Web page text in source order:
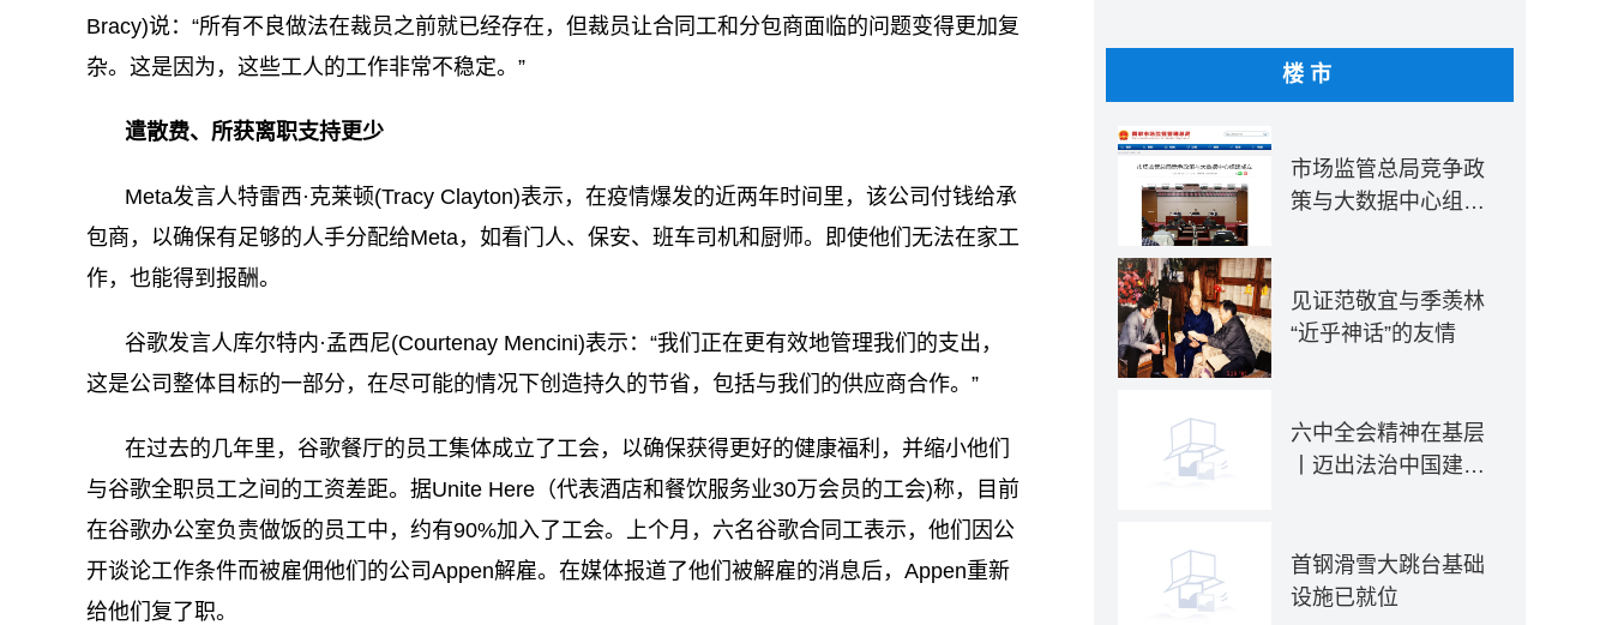
Bracy)说：“所有不良做法在裁员之前就已经存在，但裁员让合同工和分包商面临的问题变得更加复
杂。这是因为，这些工人的工作非常不稳定。”
遣散费、所获离职支持更少
Meta发言人特雷西·克莱顿(Tracy Clayton)表示，在疫情爆发的近两年时间里，该公司付钱给承
包商，以确保有足够的人手分配给Meta，如看门人、保安、班车司机和厨师。即使他们无法在家工
作，也能得到报酬。
谷歌发言人库尔特内·孟西尼(Courtenay Mencini)表示：“我们正在更有效地管理我们的支出，
这是公司整体目标的一部分，在尽可能的情况下创造持久的节省，包括与我们的供应商合作。”
在过去的几年里，谷歌餐厅的员工集体成立了工会，以确保获得更好的健康福利，并缩小他们
与谷歌全职员工之间的工资差距。据Unite Here（代表酒店和餐饮服务业30万会员的工会)称，目前
在谷歌办公室负责做饭的员工中，约有90%加入了工会。上个月，六名谷歌合同工表示，他们因公
开谈论工作条件而被雇佣他们的公司Appen解雇。在媒体报道了他们被解雇的消息后，Appen重新
给他们复了职。
楼市
市场监管总局竞争政
策与大数据中心组建
见证范敬宜与季羡林
“近乎神话”的友情
六中全会精神在基层
丨迈出法治中国建设
推动全面依法治国新
实践
首钢滑雪大跳台基础
设施已就位